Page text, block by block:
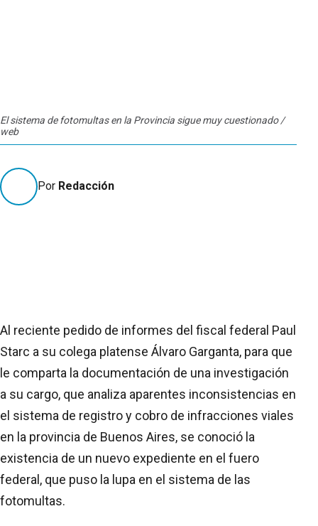
El sistema de fotomultas en la Provincia sigue muy cuestionado /
web
Por Redacción
Al reciente pedido de informes del fiscal federal Paul
Starc a su colega platense Álvaro Garganta, para que
le comparta la documentación de una investigación
a su cargo, que analiza aparentes inconsistencias en
el sistema de registro y cobro de infracciones viales
en la provincia de Buenos Aires, se conoció la
existencia de un nuevo expediente en el fuero
federal, que puso la lupa en el sistema de las
fotomultas.